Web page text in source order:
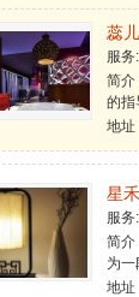
蕊
服务:
简介
的指
地址
星
服务:
简介
为一
地址